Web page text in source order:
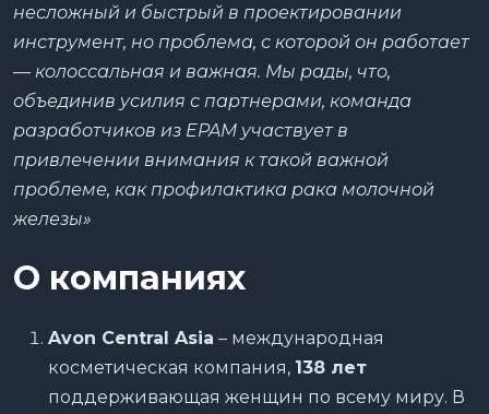
несложный и быстрый в проектировании
инструмент, но проблема, с которой он работает
— колоссальная и важная. Мы рады, что,
объединив усилия с партнерами, команда
разработчиков из EPAM участвует в
привлечении внимания к такой важной
проблеме, как профилактика рака молочной
железы»
О компаниях
Avon Central Asia – международная
косметическая компания, 138 лет
поддерживающая женщин по всему миру. В